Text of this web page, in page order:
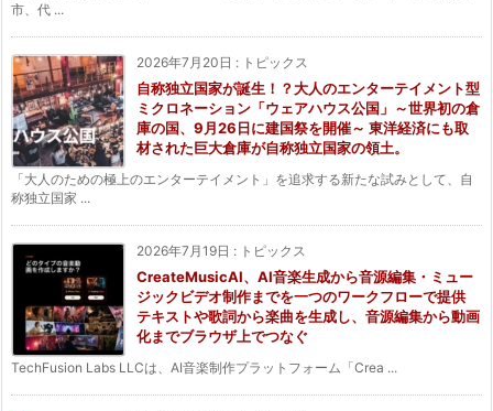
市、代 ...
2026年7月20日 : トピックス
自称独立国家が誕生！？大人のエンターテイメント型
ミクロネーション「ウェアハウス公国」～世界初の倉
庫の国、9月26日に建国祭を開催～ 東洋経済にも取
材された巨大倉庫が自称独立国家の領土。
「大人のための極上のエンターテイメント」を追求する新たな試みとして、自
称独立国家 ...
2026年7月19日 : トピックス
CreateMusicAI、AI音楽生成から音源編集・ミュー
ジックビデオ制作までを一つのワークフローで提供
テキストや歌詞から楽曲を生成し、音源編集から動画
化までブラウザ上でつなぐ
TechFusion Labs LLCは、AI音楽制作プラットフォーム「Crea ...